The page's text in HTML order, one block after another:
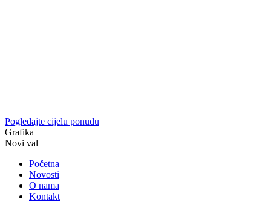
Pogledajte cijelu ponudu
Grafika
Novi val
Početna
Novosti
O nama
Kontakt